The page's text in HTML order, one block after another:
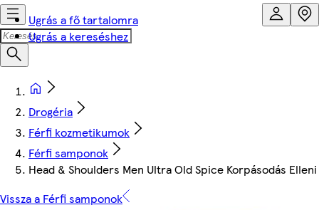
Ugrás a fő tartalomra
Ugrás a kereséshez
Drogéria
Férfi kozmetikumok
Férfi samponok
Head & Shoulders Men Ultra Old Spice Korpásodás
Vissza a Férfi samponok